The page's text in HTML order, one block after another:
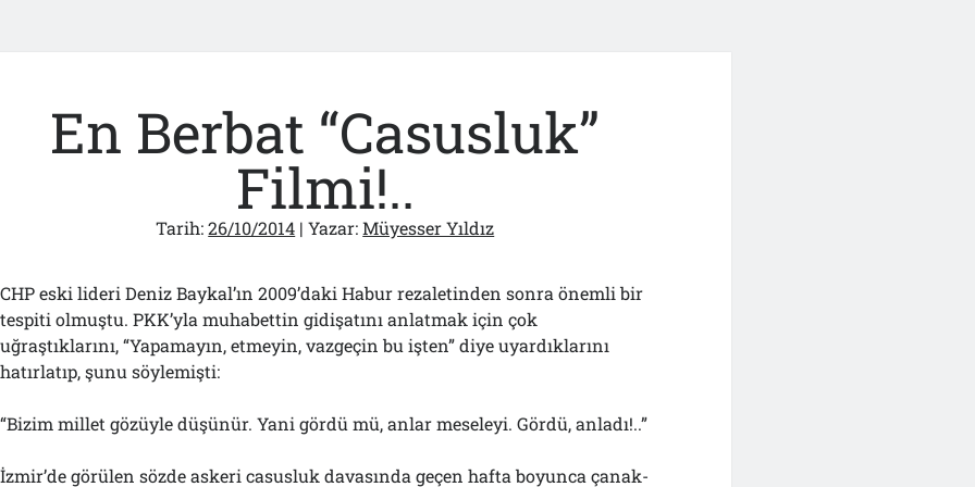
En Berbat “Casusluk”
Filmi!..
Tarih:26/10/2014 | Yazar:Müyesser Yıldız
CHP eski lideri Deniz Baykal’ın 2009’daki Habur rezaletinden sonra önemli bir
tespiti olmuştu. PKK’yla muhabettin gidişatını anlatmak için çok
uğraştıklarını, “Yapamayın, etmeyin, vazgeçin bu işten” diye uyardıklarını
hatırlatıp, şunu söylemişti:
“Bizim millet gözüyle düşünür. Yani gördü mü, anlar meseleyi. Gördü, anladı!..”
İzmir’de görülen sözde askeri casusluk davasında geçen hafta boyunca çanak-